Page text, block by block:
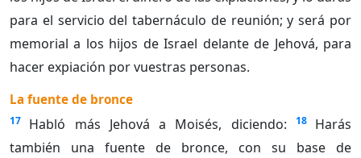
para el servicio del tabernáculo de reunión; y será por
memorial a los hijos de Israel delante de Jehová, para
hacer expiación por vuestras personas.
La fuente de bronce
17 Habló más Jehová a Moisés, diciendo: 18
Harás
también una fuente de bronce, con su base de